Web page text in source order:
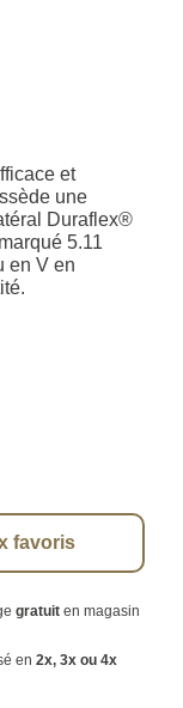
et
une
Duraflex®
5.11
en V en
favoris
gratuiten magasin
en 2x, 3x ou 4x